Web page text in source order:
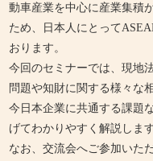
動車産業を中心に産業集積
ため、日本人にとって
おります。
今回のセミナーでは、現地
問題や知財に関する様々な
今日本企業に共通する課題
げてわかりやすく解説します
なお、交流会へご参加いた